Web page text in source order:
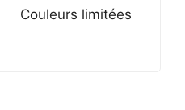
Couleurs limitées